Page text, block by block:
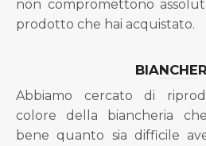
non compromettono
prodotto che hai acquistato.
Abbiamo cercato di
colore della biancheria
bene quanto sia difficile